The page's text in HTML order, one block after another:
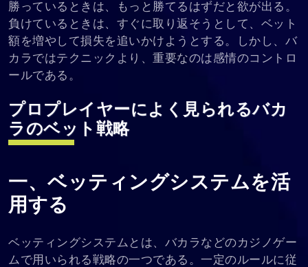
勝っているときは、もっと勝てるはずだと欲が出る。
負けているときは、すぐに取り返そうとして、ベット
額を増やして損失を追いかけようとする。しかし、バ
カラではテクニックより、重要なのは感情のコントロ
ールである。
プロプレイヤーによく見られるバカ
ラのベット戦略
一、ベッティングシステムを活
用する
ベッティングシステムとは、バカラなどのカジノゲー
ムで用いられる戦略の一つである。一定のルールに従